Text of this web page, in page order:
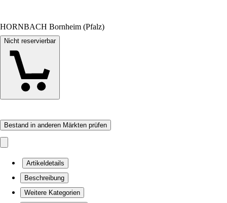
HORNBACH Bornheim (Pfalz)
Nicht reservierbar
Bestand in anderen Märkten prüfen
Artikeldetails
Beschreibung
Weitere Kategorien